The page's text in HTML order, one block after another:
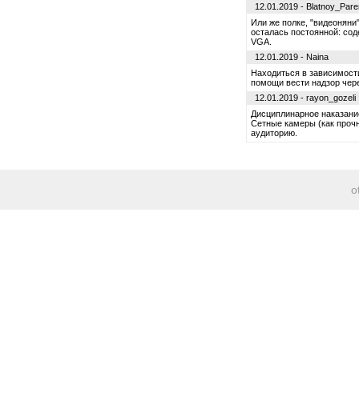
12.01.2019 -
Или же полке,
осталась постоянной:
VGA.
12.01.2019 - Naina
Находиться в
помощи вести надзор
12.01.2019 - rayon_gozeli
Дисциплинарное
Сетные камеры (как
аудиторию.